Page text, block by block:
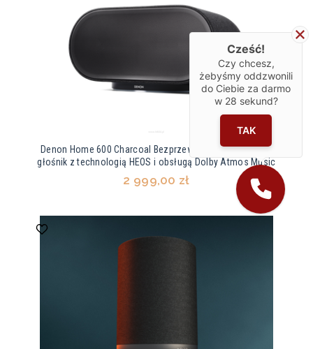
Denon Home 600 Charcoal Bezprzewodowy inteligentny
głośnik z technologią HEOS i obsługą Dolby Atmos Music
2 999,00 zł
Cześć!
Czy chcesz,
żebyśmy oddzwonili
do Ciebie za darmo
w 28 sekund?
TAK